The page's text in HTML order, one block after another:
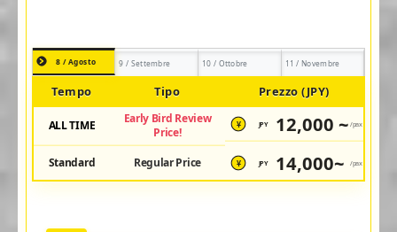
8 / Agosto 9 / Settembre 10 / Ottobre 11 / Novembre
Tempo Tipo Prezzo (JPY)
ALL TIME
Early Bird Review
Price!
¥ JPY 12,000 ~ /pax
Standard Regular Price ¥ JPY 14,000~ /pax